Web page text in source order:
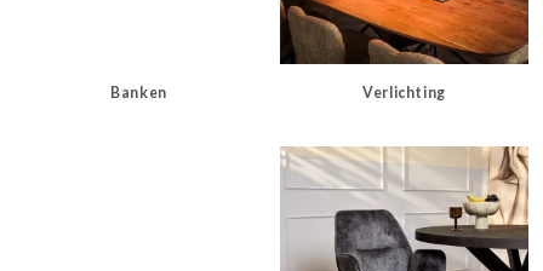
Banken Verlichting